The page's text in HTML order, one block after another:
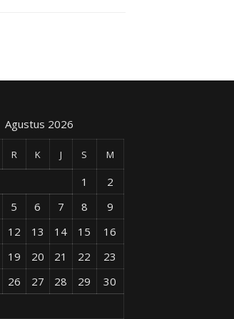
Agustus 2026
R K J S M
1
2
5 6 7 8
9
12 13 14 15
16
19 20 21 22
23
26 27 28 29
30